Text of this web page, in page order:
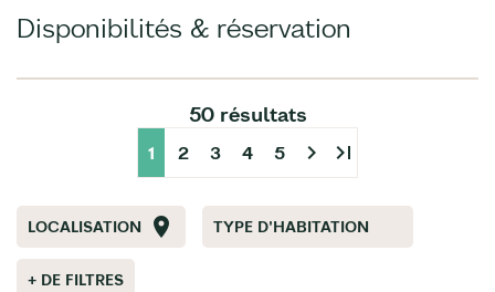
Disponibilités & réservation
50 résultats
1 2 3 4 5 chevron_right last_page
LOCALISATION TYPE D'HABITATION
+ DE FILTRES